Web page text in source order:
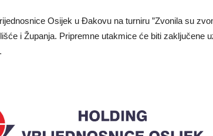
Osijek u Đakovu na turniru ”Zvonila su
i Županja. Pripremne utakmice će biti zaključene